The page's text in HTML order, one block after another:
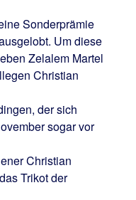
Sonderprämie
Um diese
Zelalem Martel
Christian
der sich
sogar vor
Christian
Trikot der